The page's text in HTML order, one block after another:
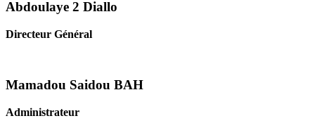
Abdoulaye 2 Diallo
Directeur Général
Mamadou Saidou BAH
Administrateur